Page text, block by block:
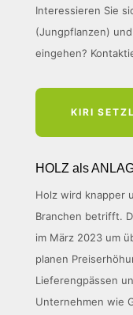
Interessieren Sie
(Jungpflanzen)
eingehen?
KIRI
HOLZ als
Holz wird knapper
Branchen betrifft.
im März 2023 um
planen
Lieferengpässen
Unternehmen wie